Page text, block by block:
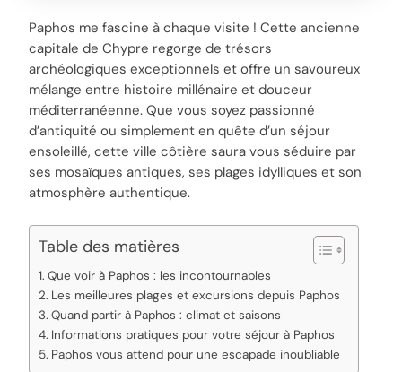
Paphos me fascine à chaque visite ! Cette ancienne
capitale de Chypre regorge de trésors
archéologiques exceptionnels et offre un savoureux
mélange entre histoire millénaire et douceur
méditerranéenne. Que vous soyez passionné
d’antiquité ou simplement en quête d’un séjour
ensoleillé, cette ville côtière saura vous séduire par
ses mosaïques antiques, ses plages idylliques et son
atmosphère authentique.
Table des matières
Que voir à Paphos : les incontournables
Les meilleures plages et excursions depuis Paphos
Quand partir à Paphos : climat et saisons
Informations pratiques pour votre séjour à Paphos
Paphos vous attend pour une escapade inoubliable